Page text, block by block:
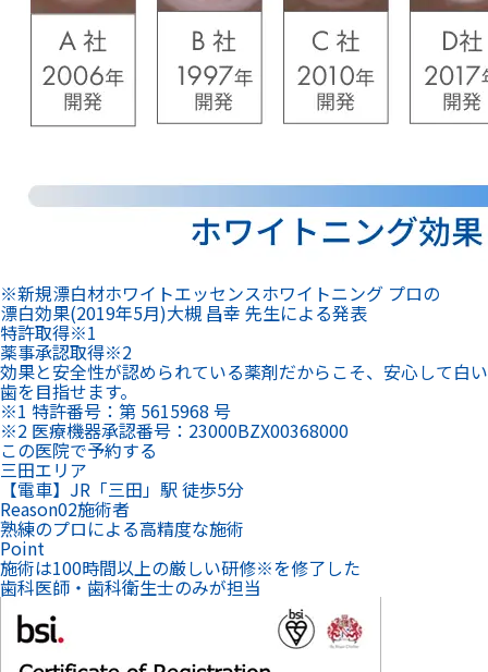
※新規漂白材ホワイトエッセンスホワイトニング プロの
漂白効果(2019年5月)大槻 昌幸 先生による発表
特許取得※1
薬事承認取得※2
効果と安全性が認められている薬剤だからこそ、安心して白い
歯を目指せます。
※1 特許番号：第 5615968 号
※2 医療機器承認番号：23000BZX00368000
この医院で予約する
三田エリア
【電車】JR「三田」駅 徒歩5分
Reason02施術者
熟練のプロによる高精度な施術
Point
施術は100時間以上の厳しい研修※を修了した
歯科医師・歯科衛生士のみが担当